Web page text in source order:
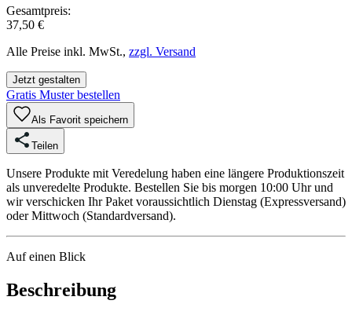
Gesamtpreis:
37,50 €
Alle Preise inkl. MwSt., zzgl. Versand
Jetzt gestalten
Gratis Muster bestellen
Als Favorit speichern
Teilen
Unsere Produkte mit Veredelung haben eine längere Produktionszeit
als unveredelte Produkte. Bestellen Sie bis morgen 10:00 Uhr und
wir verschicken Ihr Paket voraussichtlich Dienstag (Expressversand)
oder Mittwoch (Standardversand).
Auf einen Blick
Beschreibung